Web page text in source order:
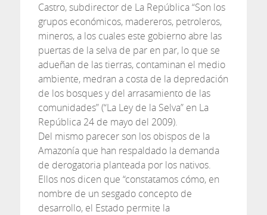
Castro, subdirector de La República “Son los
grupos económicos, madereros, petroleros,
mineros, a los cuales este gobierno abre las
puertas de la selva de par en par, lo que se
adueñan de las tierras, contaminan el medio
ambiente, medran a costa de la depredación
de los bosques y del arrasamiento de las
comunidades” (“La Ley de la Selva” en La
República 24 de mayo del 2009).
Del mismo parecer son los obispos de la
Amazonía que han respaldado la demanda
de derogatoria planteada por los nativos.
Ellos nos dicen que “constatamos cómo, en
nombre de un sesgado concepto de
desarrollo, el Estado permite la